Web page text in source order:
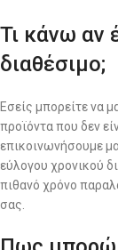
Τι κάνω αν
διαθέσιμο;
Εσείς μπορείτε να
προϊόντα που δεν
επικοινωνήσουμε
εύλογου χρονικού
πιθανό χρόνο
σας.